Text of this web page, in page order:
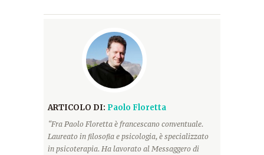
ARTICOLO DI: Paolo Floretta
“Fra Paolo Floretta è francescano conventuale.
Laureato in filosofia e psicologia, è specializzato
in psicoterapia. Ha lavorato al Messaggero di